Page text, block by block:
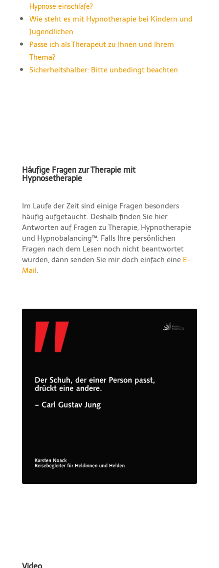
Hypnose einschlafe?
Wie steht es mit Hypnotherapie bei Kindern und
Jugendlichen
Passe ich als Therapeut zu Ihnen und Ihrem
Thema?
Sicherheitshalber: Bitte unbedingt beachten
Häufige Fragen zur Therapie mit
Hypnosetherapie
Im Laufe der Zeit sind einige Fragen besonders
häufig aufgetaucht. Deshalb finden Sie hier
Antworten auf Fragen zu Therapie, Hypnotherapie
und Hypnobalancing™. Falls Ihre persönlichen
Fragen nach dem Lesen noch nicht beantwortet
wurden, dann senden Sie mir doch einfach eine E-
Mail.